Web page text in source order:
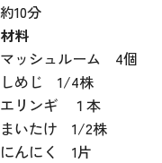
約10分
材料
マッシュルーム 4個
しめじ 1/4株
エリンギ １本
まいたけ 1/2株
にんにく 1片